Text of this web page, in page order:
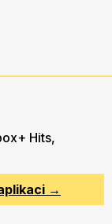
Hits,
→